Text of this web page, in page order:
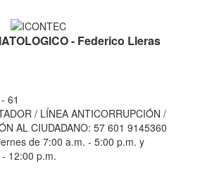
- Federico Lleras
61
/ LÍNEA ANTICORRUPCIÓN /
AL CIUDADANO: 57 601 9145360
de 7:00 a.m. - 5:00 p.m. y
12:00 p.m.